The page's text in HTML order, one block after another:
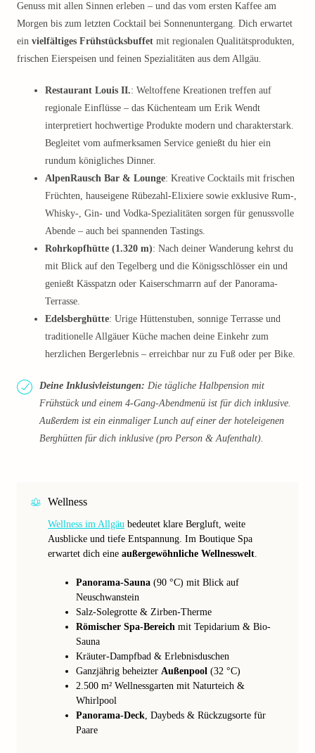
Genuss mit allen Sinnen erleben – und das vom ersten Kaffee am
Morgen bis zum letzten Cocktail bei Sonnenuntergang. Dich erwartet
ein vielfältiges Frühstücksbuffet mit regionalen Qualitätsprodukten,
frischen Eierspeisen und feinen Spezialitäten aus dem Allgäu.
Restaurant Louis II.: Weltoffene Kreationen treffen auf
regionale Einflüsse – das Küchenteam um Erik Wendt
interpretiert hochwertige Produkte modern und charakterstark.
Begleitet vom aufmerksamen Service genießt du hier ein
rundum königliches Dinner.
AlpenRausch Bar & Lounge: Kreative Cocktails mit frischen
Früchten, hauseigene Rübezahl-Elixiere sowie exklusive Rum-,
Whisky-, Gin- und Vodka-Spezialitäten sorgen für genussvolle
Abende – auch bei spannenden Tastings.
Rohrkopfhütte (1.320 m): Nach deiner Wanderung kehrst du
mit Blick auf den Tegelberg und die Königsschlösser ein und
genießt Kässpatzn oder Kaiserschmarrn auf der Panorama-
Terrasse.
Edelsberghütte: Urige Hüttenstuben, sonnige Terrasse und
traditionelle Allgäuer Küche machen deine Einkehr zum
herzlichen Bergerlebnis – erreichbar nur zu Fuß oder per Bike.
Deine Inklusivleistungen: Die tägliche Halbpension mit
Frühstück und einem 4-Gang-Abendmenü ist für dich inklusive.
Außerdem ist ein einmaliger Lunch auf einer der hoteleigenen
Berghütten für dich inklusive (pro Person & Aufenthalt).
Wellness
Wellness im Allgäu bedeutet klare Bergluft, weite
Ausblicke und tiefe Entspannung. Im Boutique Spa
erwartet dich eine außergewöhnliche Wellnesswelt.
Panorama-Sauna (90 °C) mit Blick auf
Neuschwanstein
Salz-Solegrotte & Zirben-Therme
Römischer Spa-Bereich mit Tepidarium & Bio-
Sauna
Kräuter-Dampfbad & Erlebnisduschen
Ganzjährig beheizter Außenpool (32 °C)
2.500 m² Wellnessgarten mit Naturteich &
Whirlpool
Panorama-Deck, Daybeds & Rückzugsorte für
Paare